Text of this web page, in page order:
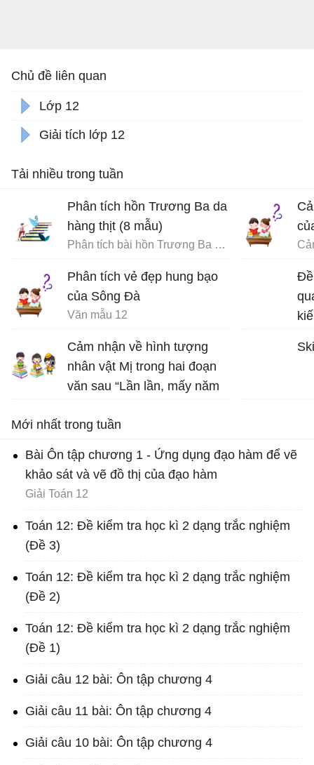
Chủ đề liên quan
Lớp 12
Giải tích lớp 12
Tải nhiều trong tuần
Phân tích hồn Trương Ba da
hàng thịt (8 mẫu)
Phân tích bài hồn Trương Ba da hàng thịt - Văn mẫu 12
Phân tích vẻ đẹp hung bạo
của Sông Đà
Văn mẫu 12
Cảm nhận về hình tượng
nhân vật Mị trong hai đoạn
văn sau “Lần lần, mấy năm
ngay, chứ không buồn nhớ
Văn mẫu 12
Đề
Mới nhất trong tuần
Bài Ôn tập chương 1 - Ứng dụng đạo hàm để vẽ
khảo sát và vẽ đồ thị của đạo hàm
Giải Toán 12
Toán 12: Đề kiểm tra học kì 2 dạng trắc nghiệm
(Đề 3)
Toán 12: Đề kiểm tra học kì 2 dạng trắc nghiệm
(Đề 2)
Toán 12: Đề kiểm tra học kì 2 dạng trắc nghiệm
(Đề 1)
Giải câu 12 bài: Ôn tập chương 4
Giải câu 11 bài: Ôn tập chương 4
Giải câu 10 bài: Ôn tập chương 4